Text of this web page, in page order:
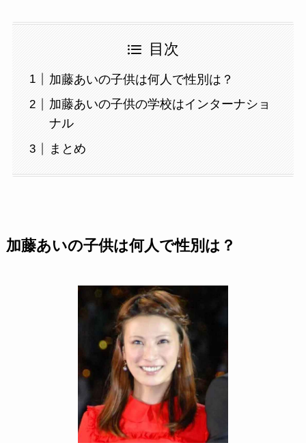
目次
加藤あいの子供は何人で性別は？
加藤あいの子供の学校はインターナショ
ナル
まとめ
加藤あいの子供は何人で性別は？